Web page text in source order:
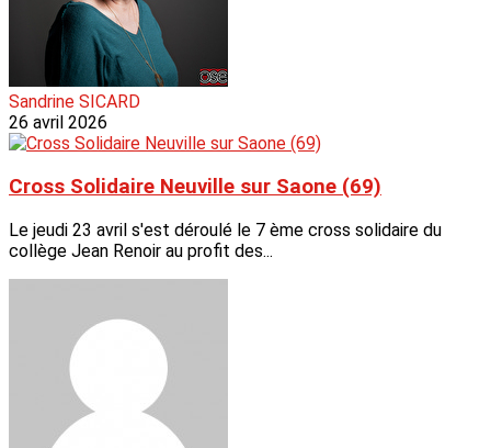
Sandrine SICARD
26 avril 2026
Cross Solidaire Neuville sur Saone (69)
Le jeudi 23 avril s'est déroulé le 7 ème cross solidaire du
collège Jean Renoir au profit des...